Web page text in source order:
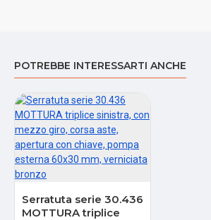
POTREBBE INTERESSARTI ANCHE
Serratuta serie 30.436
MOTTURA triplice